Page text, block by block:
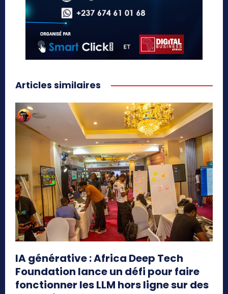
Articles similaires
IA générative : Africa Deep Tech
Foundation lance un défi pour faire
fonctionner les LLM hors ligne sur des